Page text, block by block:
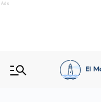
Ads